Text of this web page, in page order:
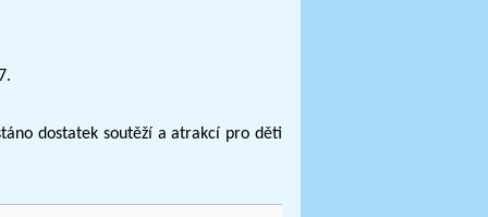
dostatek soutěží a atrakcí pro děti